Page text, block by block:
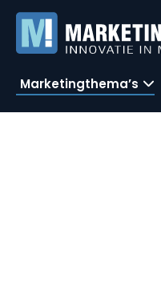
Marketingthema’s